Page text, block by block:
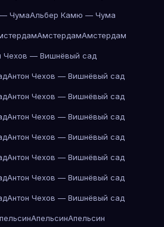
ЧумаАльбер Камю — Чума
АмстердамАмстердам
Чехов — Вишнёвый сад
Антон Чехов — Вишнёвый сад
Антон Чехов — Вишнёвый сад
Антон Чехов — Вишнёвый сад
Антон Чехов — Вишнёвый сад
Антон Чехов — Вишнёвый сад
Антон Чехов — Вишнёвый сад
Антон Чехов — Вишнёвый сад
АпельсинАпельсин